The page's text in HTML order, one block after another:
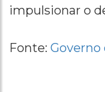
impulsionar o
Fonte: Governo